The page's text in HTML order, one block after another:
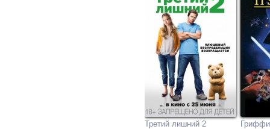
Третий лишний 2